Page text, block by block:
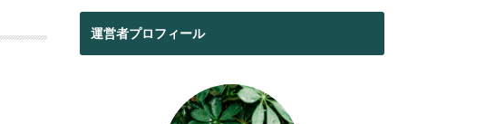
運営者プロフィール